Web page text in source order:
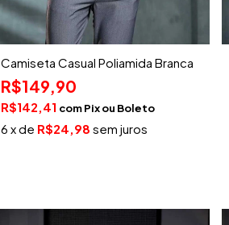
Camiseta Casual Poliamida Branca
R$149,90
R$142,41 comPix
6 x de R$24,98 sem juros